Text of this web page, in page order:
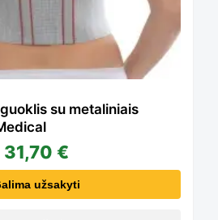
su metaliniais
31,70 €
užsakyti